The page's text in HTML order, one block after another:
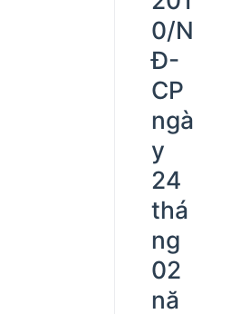
0/N
Đ-
CP
ngà
y
24
thá
ng
02
nă